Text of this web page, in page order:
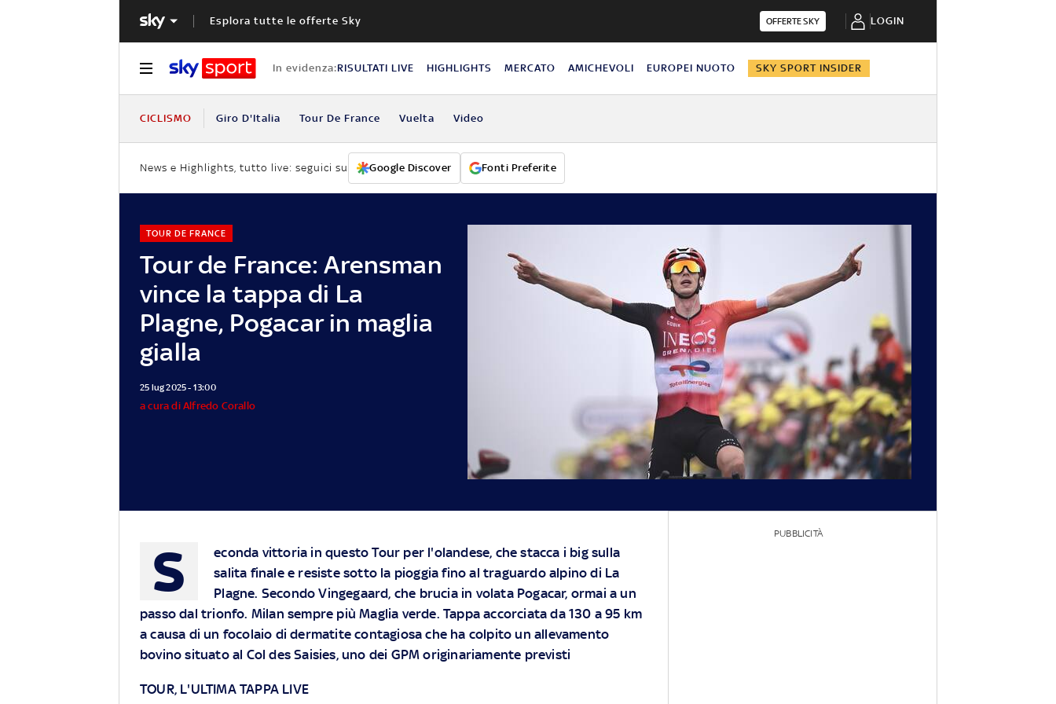
Esplora tutte le offerte Sky OFFERTE SKY LOGIN
In evidenza:RISULTATI LIVE HIGHLIGHTS MERCATO AMICHEVOLI EUROPEI NUOTO SKY SPORT INSIDER
CICLISMO Giro D'Italia Tour De France Vuelta Video
News e Highlights, tutto live: seguici su Google Discover Fonti Preferite
Tour de France: Arensman
vince la tappa di La
Plagne, Pogacar in maglia
gialla
TOUR DE FRANCE
25 lug 2025 - 13:00
a cura di Alfredo Corallo
S
econda vittoria in questo Tour per l'olandese, che stacca i big sulla
salita finale e resiste sotto la pioggia fino al traguardo alpino di La
Plagne. Secondo Vingegaard, che brucia in volata Pogacar, ormai a un
passo dal trionfo. Milan sempre più Maglia verde. Tappa accorciata da 130 a 95 km
a causa di un focolaio di dermatite contagiosa che ha colpito un allevamento
bovino situato al Col des Saisies, uno dei GPM originariamente previsti
TOUR, L'ULTIMA TAPPA LIVE
PUBBLICITÀ